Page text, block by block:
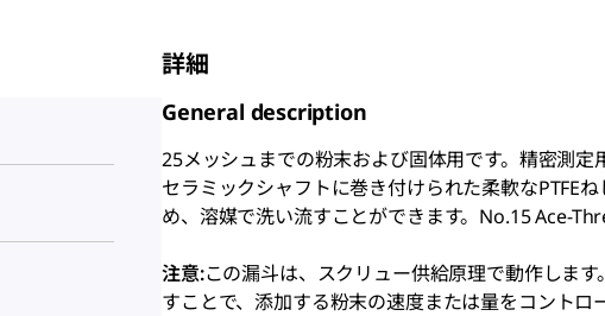
詳細
General description
25メッシュまでの粉末および固体用です。精密測
セラミックシャフトに巻き付けられた柔軟なPTFE
め、溶媒で洗い流すことができます。No.15 Ace-
注意:この漏斗は、スクリュー供給原理で動作しま
すことで、添加する粉末の速度または量をコントロ